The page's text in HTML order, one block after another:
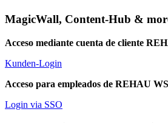
MagicWall, Content-Hub &
Acceso mediante cuenta de cliente
Kunden-Login
Acceso para empleados de REHAU WS
Login via SSO